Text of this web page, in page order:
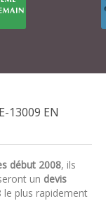
13009 EN
début 2008, ils
un devis
plus rapidement